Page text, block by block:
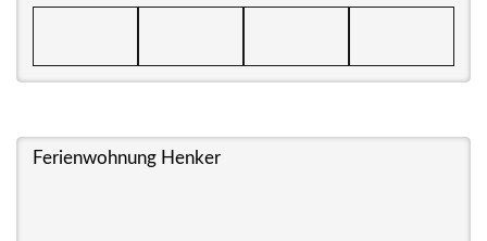
Ferienwohnung Henker